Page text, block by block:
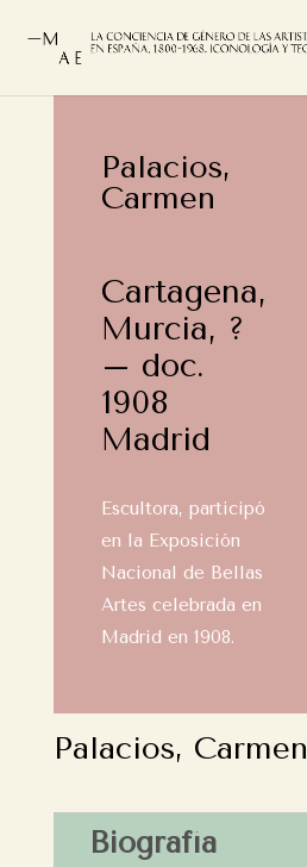
Palacios,
Carmen
Cartagena,
Murcia, ?
– doc.
1908
Madrid
Escultora, participó
en la Exposición
Nacional de Bellas
Artes celebrada en
Madrid en 1908.
Palacios, Carmen
Biografía